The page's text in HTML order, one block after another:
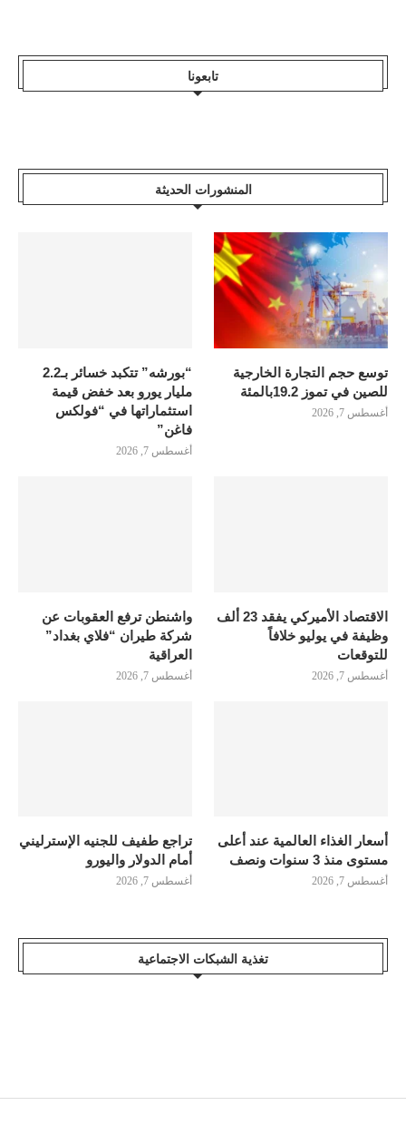
تابعونا
المنشورات الحديثة
توسع حجم التجارة الخارجية
للصين في تموز 19.2بالمئة
أغسطس 7, 2026
“بورشه” تتكبد خسائر بـ2.2
مليار يورو بعد خفض قيمة
استثماراتها في “فولكس
فاغن”
أغسطس 7, 2026
الاقتصاد الأميركي يفقد 23 ألف
وظيفة في يوليو خلافاً
للتوقعات
أغسطس 7, 2026
واشنطن ترفع العقوبات عن
شركة طيران “فلاي بغداد”
العراقية
أغسطس 7, 2026
أسعار الغذاء العالمية عند أعلى
مستوى منذ 3 سنوات ونصف
أغسطس 7, 2026
تراجع طفيف للجنيه الإسترليني
أمام الدولار واليورو
أغسطس 7, 2026
تغذية الشبكات الاجتماعية